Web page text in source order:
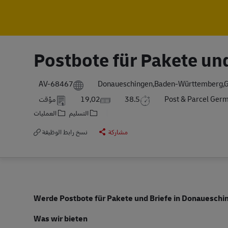
Postbote für Pakete
AV-68467 Donaueschingen,Baden-
مؤقت
19,02 38.5 Post & Parcel
التسليم
العمليات
نسخ رابط الوظيفة
مشاركة
Werde Postbote für Pakete und Briefe in
Was wir bieten